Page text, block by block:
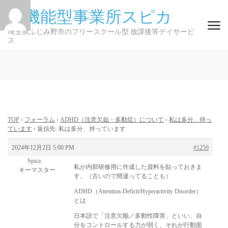
テ
ン
プ
(Enter
を
多機能型事業所スピカ
埼玉県ふじみ野市のフリースクール型 放課後等デイサービ
ス
TOP › フォーラム › ADHD（注意欠如・多動症）について › 私は多分、持っ
ています › 返信先: 私は多分、持っています
2024年12月2日 5:00 PM
#1259
Spica
キーマスター
私が内部研修用に作成した資料を貼っておきま
す。（古いので間違ってることも）
ADHD（Attention-Deficit/Hyperactivity Disorder）
とは
日本語で「注意欠陥／多動性障害」といい、自
分をコントロールする力が弱く、それが行動面